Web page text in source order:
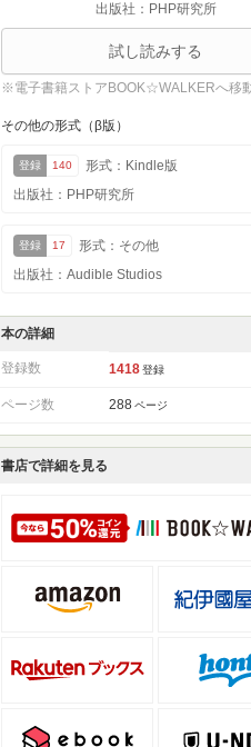
出版社：PHP研究所
試し読みする
※電子書籍ストアBOOK☆WALKERへ移
その他の形式（β版）
登録 140
形式：Kindle版
出版社：PHP研究所
登録 17
形式：その他
出版社：Audible Studios
本の詳細
登録数 1418 登録
ページ数 288 ページ
書店で詳細を見る